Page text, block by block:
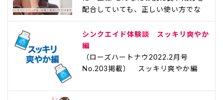
配合していても、正しい使い方でな
シンクエイド体験談 スッキリ爽やか
編
（ローズハートナウ2022.2月号
No.203掲載） スッキリ爽やか編